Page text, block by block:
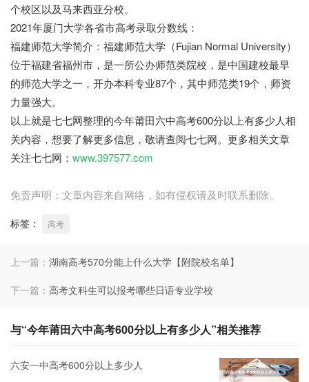
个校区以及马来西亚分校。
2021年厦门大学各省市高考录取分数线：
福建师范大学简介：福建师范大学（Fujian Normal University）
位于福建省福州市，是一所公办师范类院校，是中国建校最早
的师范大学之一，开办本科专业87个，其中师范类19个，师资
力量强大。
以上就是七七网整理的今年莆田六中高考600分以上有多少人相
关内容，想要了解更多信息，敬请查阅七七网。更多相关文章
关注七七网： www.397577.com
免责声明：文章内容来自网络，如有侵权请及时联系删除。
标签： 高考
上一篇： 湖南高考570分能上什么大学【附院校名单】
下一篇： 高考文科生可以报考哪些日语专业学校
与“今年莆田六中高考600分以上有多少人”相关推荐
六安一中高考600分以上多少人